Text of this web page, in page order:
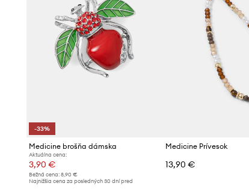
-33%
Medicine brošňa dámska
Aktuálna cena:
3,90 €
Bežná cena: 8,90 €
Najnižšia cena za posledných 30 dní pred
Medicine Prívesok
13,90 €